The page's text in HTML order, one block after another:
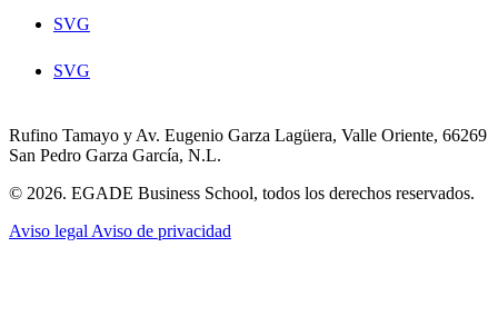
SVG
SVG
Rufino Tamayo y Av. Eugenio Garza Lagüera, Valle Oriente, 66269
San Pedro Garza García, N.L.
© 2026. EGADE Business School, todos los derechos reservados.
Aviso legal Aviso de privacidad